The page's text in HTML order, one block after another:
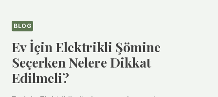
BLOG
Ev İçin Elektrikli Şömine
Seçerken Nelere Dikkat
Edilmeli?